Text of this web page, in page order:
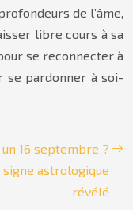
de l’âme,
libre cours à sa
se reconnecter à
se pardonner à soi-
un 16 septembre ?
astrologique
révélé